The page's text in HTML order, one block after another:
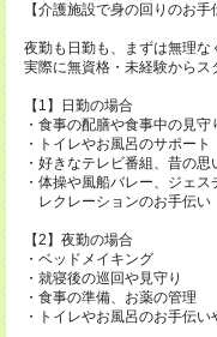
【介護施設で身の回りのお手
夜勤も日勤も、まずは無理な
実際に無資格・未経験からス
【1】日勤の場合
・食事の配膳や食事中の見守
・トイレやお風呂のサポート
・好きなテレビ番組、昔の
・体操や風船バレー、ジェ
レクレーションのお手伝
【2】夜勤の場合
・ベッドメイキング
・就寝後の巡回や見守り
・食事の準備、お薬の管理
・トイレやお風呂のお手伝